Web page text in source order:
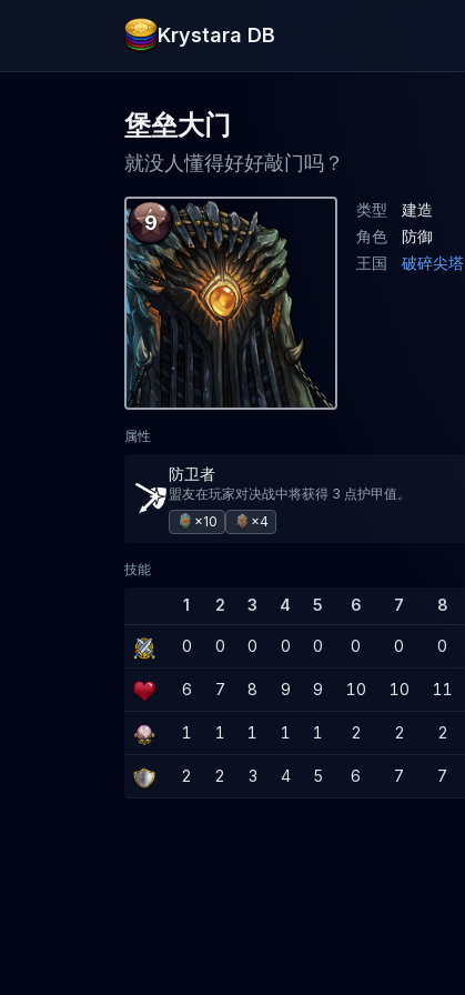
Krystara DB
堡垒大门
就没人懂得好好敲门吗？
9
类型
建造
角色
防御
王国
破碎尖塔
属性
防卫者
盟友在玩家对决战中将获得 3 点护甲值。
×10
×4
技能
1 2 3 4 5 6 7 8
0 0 0 0 0 0 0 0
6 7 8 9 9 10 10 11
1 1 1 1 1 2 2 2
2 2 3 4 5 6 7 7